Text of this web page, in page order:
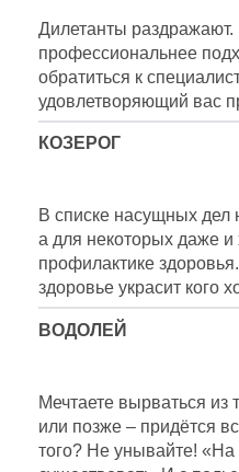
Дилетанты раздражают.
профессиональнее
обратиться к
удовлетворяющий вас
КОЗЕРОГ
В списке насущных дел
а для некоторых даже
профилактике
здоровье украсит кого
ВОДОЛЕЙ
Мечтаете вырваться
или позже – придётся
того? Не унывайте!